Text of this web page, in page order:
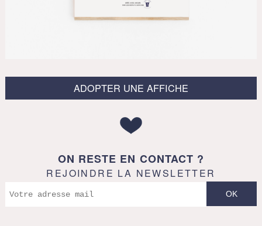
ADOPTER UNE AFFICHE
ON RESTE EN CONTACT ?
REJOINDRE LA NEWSLETTER